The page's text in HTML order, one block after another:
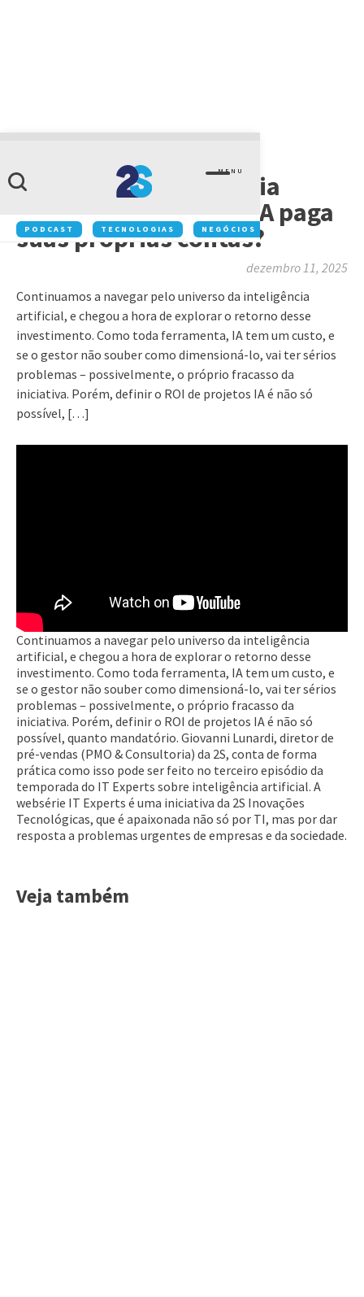
MENU
PODCAST TECNOLOGIAS NEGÓCIOS INOVAÇÃO
IT Experts | Inteligência
Artificial #3: Como a IA paga
suas próprias contas?
dezembro 11, 2025
Continuamos a navegar pelo universo da inteligência
artificial, e chegou a hora de explorar o retorno desse
investimento. Como toda ferramenta, IA tem um custo, e
se o gestor não souber como dimensioná-lo, vai ter sérios
problemas – possivelmente, o próprio fracasso da
iniciativa. Porém, definir o ROI de projetos IA é não só
possível, […]
Continuamos a navegar pelo universo da inteligência
artificial, e chegou a hora de explorar o retorno desse
investimento. Como toda ferramenta, IA tem um custo, e
se o gestor não souber como dimensioná-lo, vai ter sérios
problemas – possivelmente, o próprio fracasso da
iniciativa. Porém, definir o ROI de projetos IA é não só
possível, quanto mandatório. Giovanni Lunardi, diretor de
pré-vendas (PMO & Consultoria) da 2S, conta de forma
prática como isso pode ser feito no terceiro episódio da
temporada do IT Experts sobre inteligência artificial. A
websérie IT Experts é uma iniciativa da 2S Inovações
Tecnológicas, que é apaixonada não só por TI, mas por dar
resposta a problemas urgentes de empresas e da sociedade.
Veja também